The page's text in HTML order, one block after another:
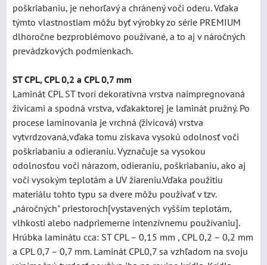
poškriabaniu, je nehorľavý a chránený voči oderu. Vďaka
týmto vlastnostiam môžu byť výrobky zo série PREMIUM
dlhoročne bezproblémovo používané, a to aj v náročných
prevádzkových podmienkach.
ST CPL, CPL 0,2 a CPL 0,7 mm
Laminát CPL ST tvorí dekoratívna vrstva naimpregnovaná
živicami a spodná vrstva, vďakaktorej je laminát pružný. Po
procese laminovania je vrchná (živicová) vrstva
vytvrdzovaná,vďaka tomu získava vysokú odolnosť voči
poškriabaniu a odieraniu. Vyznačuje sa vysokou
odolnosťou voči nárazom, odieraniu, poškriabaniu, ako aj
voči vysokým teplotám a UV žiareniu.Vďaka použitiu
materiálu tohto typu sa dvere môžu používať v tzv.
„náročných" priestoroch[vystavených vyšším teplotám,
vlhkosti alebo nadpriemerne intenzívnemu používaniu].
Hrúbka laminátu cca: ST CPL – 0,15 mm , CPL 0,2 – 0,2 mm
a CPL 0,7 – 0,7 mm. Laminát CPL0,7 sa vzhľadom na svoju